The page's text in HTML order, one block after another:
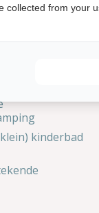
kinderbad
collected from your